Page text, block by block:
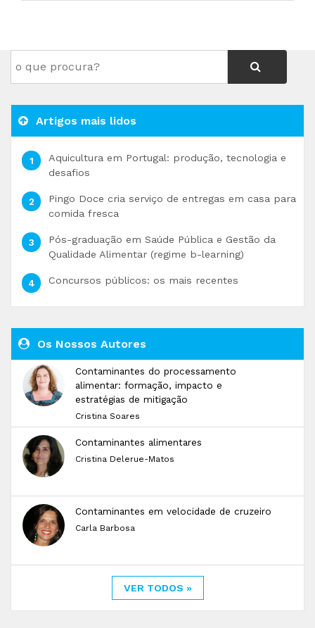
Artigos mais lidos
Aquicultura em Portugal: produção, tecnologia e
desafios
Pingo Doce cria serviço de entregas em casa para
comida fresca
Pós-graduação em Saúde Pública e Gestão da
Qualidade Alimentar (regime b-learning)
Concursos públicos: os mais recentes
Os Nossos Autores
Contaminantes do processamento
alimentar: formação, impacto e
estratégias de mitigação
Cristina Soares
Contaminantes alimentares
Cristina Delerue-Matos
Contaminantes em velocidade de cruzeiro
Carla Barbosa
VER TODOS »